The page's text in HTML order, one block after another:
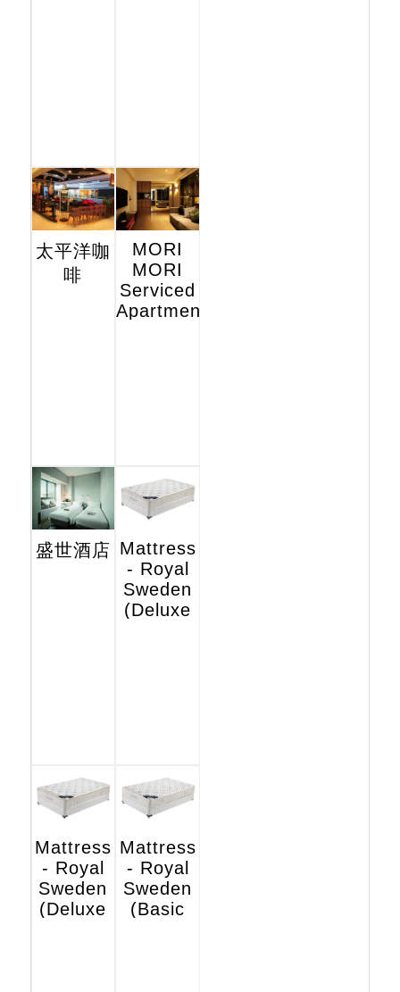
太平洋咖
啡
MORI
MORI
Serviced
Apartments
盛世酒店 Mattress
- Royal
Sweden
(Deluxe
Mattress
- Royal
Sweden
(Deluxe
Mattress
- Royal
Sweden
(Basic